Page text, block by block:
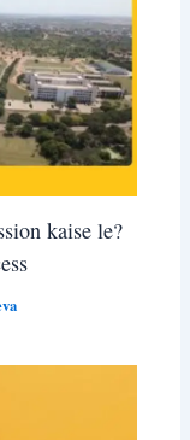
kaise le?